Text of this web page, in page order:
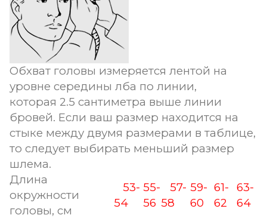
Обхват головы измеряется лентой на
уровне середины лба по линии,
которая 2.5 сантиметра выше линии
бровей. Если ваш размер находится на
стыке между двумя размерами в таблице,
то следует выбирать меньший размер
шлема.
Длина
окружности
головы, см
53-
54
55-
56
57-
58
59-
60
61-
62
63-
64